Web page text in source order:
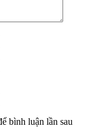
bình luận lần sau